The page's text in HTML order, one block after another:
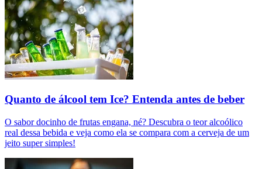
Quanto de álcool tem Ice? Entenda antes de beber
O sabor docinho de frutas engana, né? Descubra o teor alcoólico
real dessa bebida e veja como ela se compara com a cerveja de um
jeito super simples!